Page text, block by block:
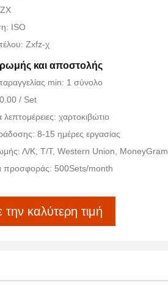
ISO
Zxfz-χ
και αποστολής
min: 1 σύνολο
/ Set
χαρτοκιβώτιο
8-15 ημέρες εργασίας
Λ/Κ, Τ/Τ, Western Union, MoneyGram
προσφοράς: 500Sets/month
την καλύτερη τιμή